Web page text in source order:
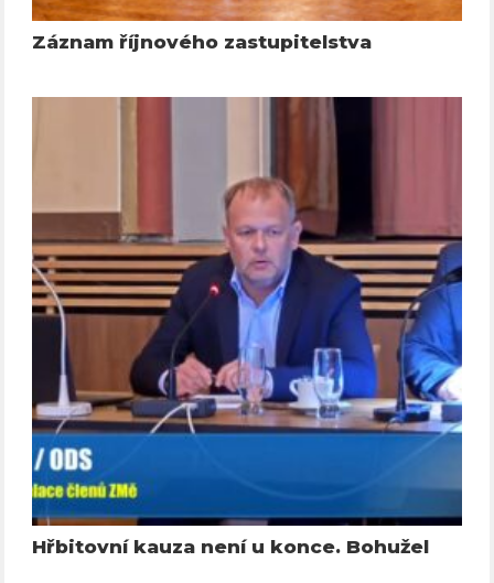
Záznam říjnového zastupitelstva
Hřbitovní kauza není u konce. Bohužel